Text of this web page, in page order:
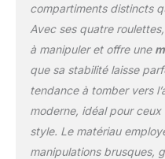
compartiments distincts
Avec ses quatre
à manipuler et offre une
que sa stabilité laisse
tendance à tomber vers
moderne, idéal pour
style. Le matériau
manipulations brusques,